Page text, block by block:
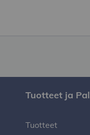
Tuotteet ja
Tuotteet